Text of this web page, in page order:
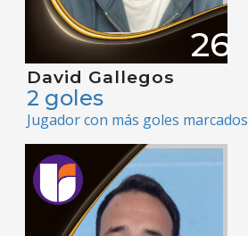
26
David Gallegos
2 goles
Jugador con más goles marcados